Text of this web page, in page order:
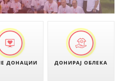
ДОНАЦИИ ДОНИРАЈ ОБЛЕКА